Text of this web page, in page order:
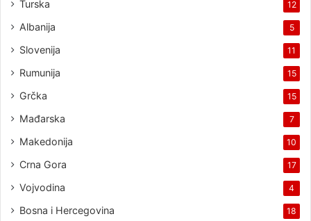
Turska 12
Albanija 5
Slovenija 11
Rumunija 15
Grčka 15
Mađarska 7
Makedonija 10
Crna Gora 17
Vojvodina 4
Bosna i Hercegovina 18